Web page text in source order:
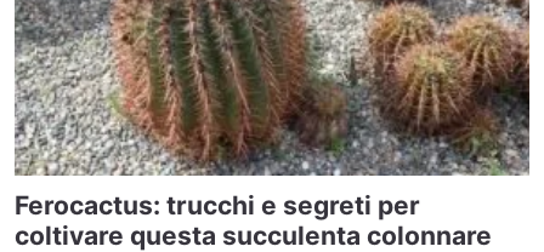
Ferocactus: trucchi e segreti per
coltivare questa succulenta colonnare